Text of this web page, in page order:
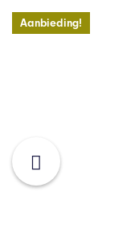
Aanbieding!